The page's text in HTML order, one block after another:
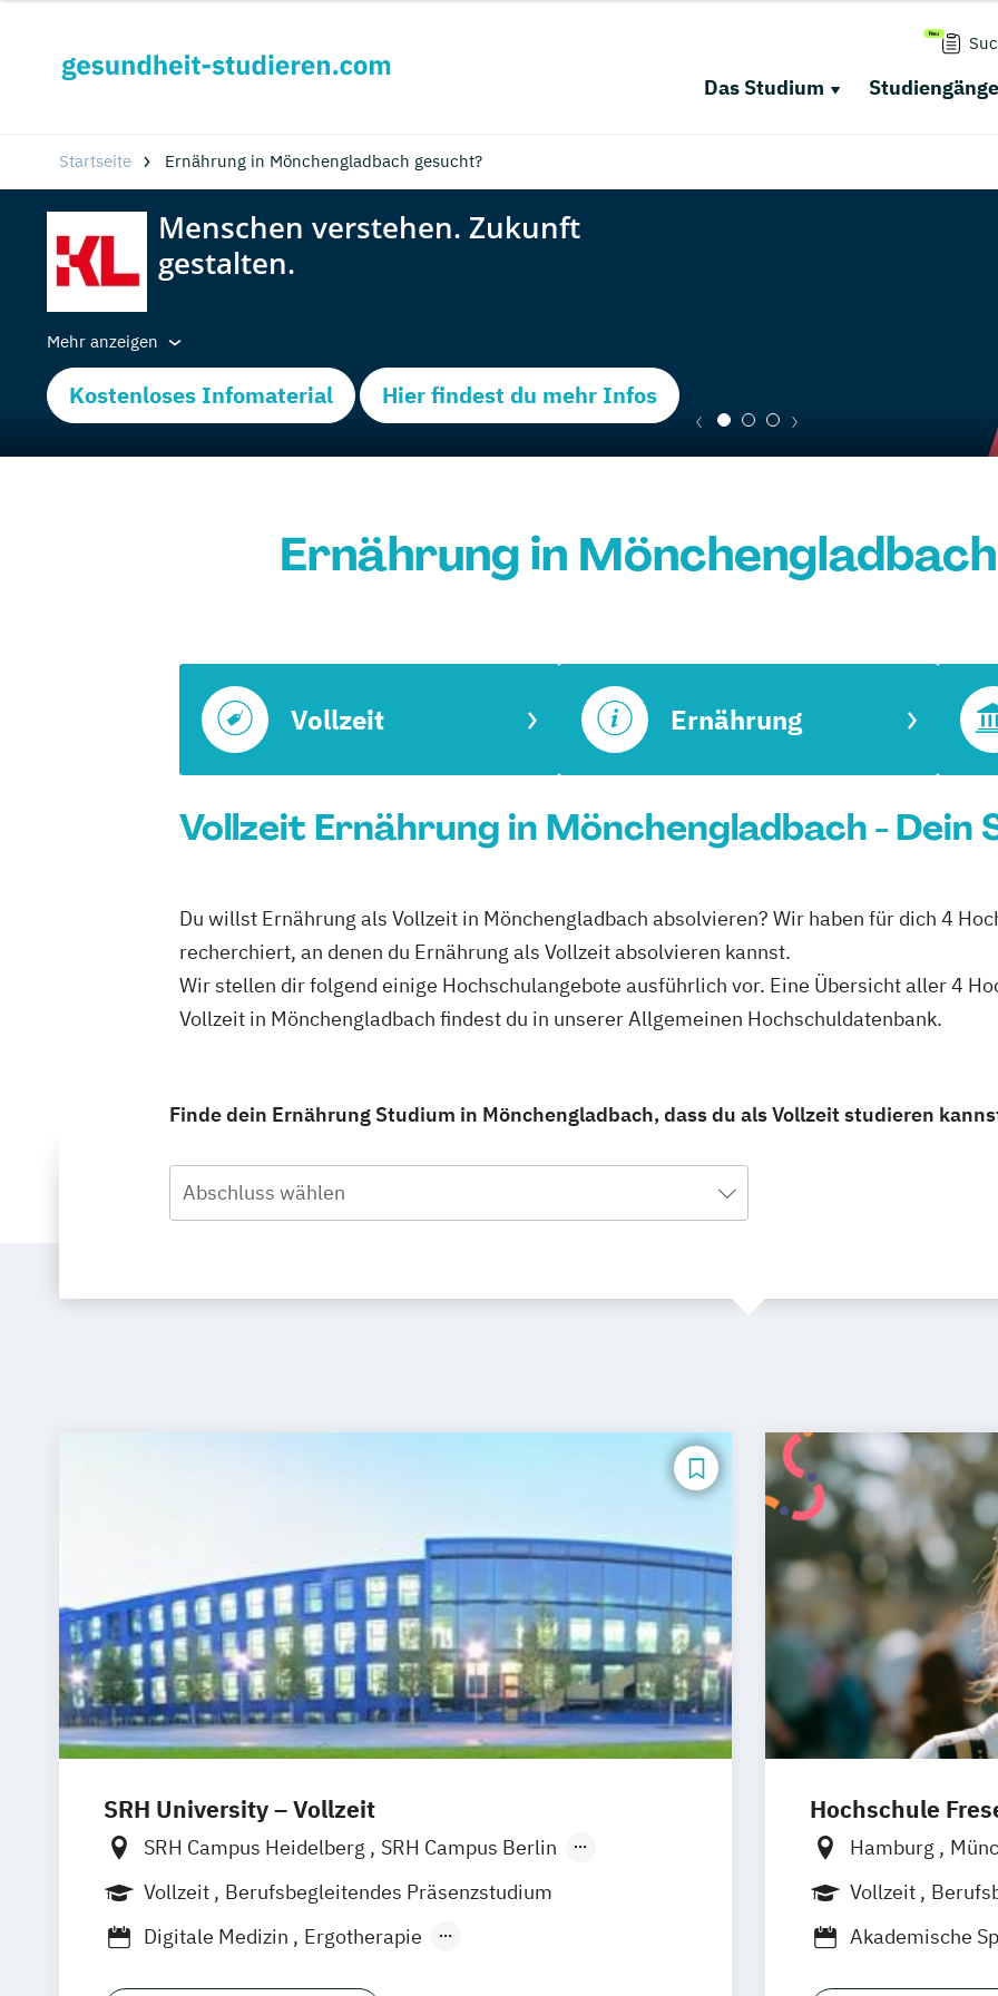
Das Studium Studiengänge
Startseite Ernährung in Mönchengladbach gesucht?
Mehr anzeigen
Kostenloses Infomaterial Hier findest du mehr Infos
Ernährung in
Vollzeit Ernährung
Vollzeit Ernährung in Mönchengladbach -
Du willst Ernährung als Vollzeit in Mönchengladbach absolvieren? Wir haben für dich 4
recherchiert, an denen du Ernährung als Vollzeit absolvieren kannst.
Wir stellen dir folgend einige Hochschulangebote ausführlich vor. Eine Übersicht aller 4
Vollzeit in Mönchengladbach findest du in unserer Allgemeinen Hochschuldatenbank.
Finde dein Ernährung Studium in Mönchengladbach, dass du als Vollzeit studieren
Abschluss wählen
SRH University – Vollzeit
SRH Campus Heidelberg
SRH Campus Berlin
SRH Campus Bremen
SRH Campus Bonn
SRH Campus Dresden
SRH Campus Fürth SRH Campus Gera
Vollzeit
Berufsbegleitendes Präsenzstudium
Digitale Medizin
Ergotherapie
Hochschule
Hamburg
Frankfurt am
Wolfenbüttel
Vollzeit
Akademische